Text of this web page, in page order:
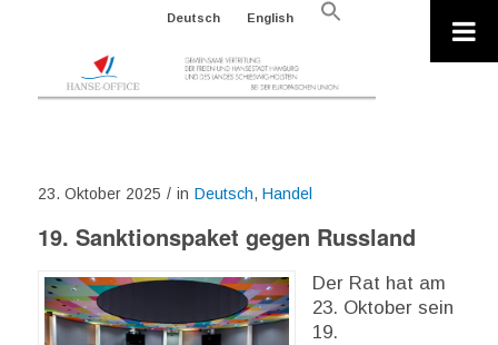
Deutsch English
Search
23. Oktober 2025 / in Deutsch, Handel
19. Sanktionspaket gegen Russland
Der Rat hat am
23. Oktober sein
19.